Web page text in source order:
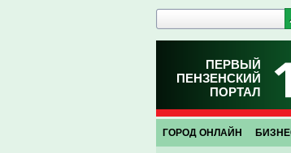
ПЕРВЫЙ
ПЕНЗЕНСКИЙ
ПОРТАЛ
ГОРОД ОНЛАЙН